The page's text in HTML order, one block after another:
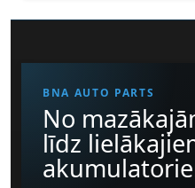
BNA AUTO PARTS
No
līdz